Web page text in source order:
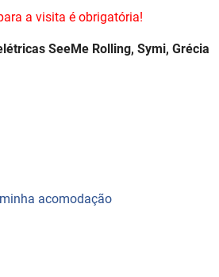
a visita é obrigatória!
SeeMe Rolling, Symi, Grécia
acomodação